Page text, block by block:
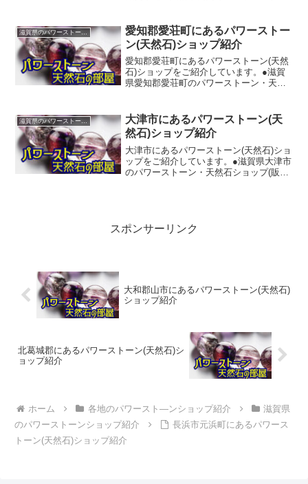
【TEL】0748-38-5622【所在地】滋賀県
近江...
愛知郡愛荘町にあるパワーストー
ン(天然石)ショップ紹介
愛知郡愛荘町にあるパワーストーン(天然
石)ショップをご紹介しています。●滋賀
県愛知郡愛荘町のパワーストーン・天然
荘町上蚊野495【ホームページ】◆パ...
滋賀県のパワーストーンショップ紹介
大津市にあるパワーストーン(天
然石)ショップ紹介
大津市にあるパワーストーン(天然石)ショ
ップをご紹介しています。●滋賀県大津市
のパワーストーン・天然石ショップ(販売
スポンサーリンク
大和郡山市にあるパワーストーン(天然石)
ショップ紹介
北葛城郡にあるパワーストーン(天然石)シ
ョップ紹介
ホーム 各地のパワースト―ンショップ紹介
滋賀県
のパワーストーンショップ紹介
長浜市元浜町にあるパワース
トーン(天然石)ショップ紹介